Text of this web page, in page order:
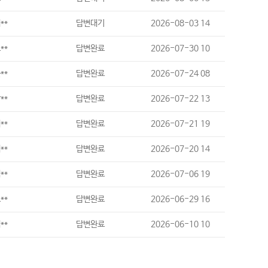
** 답변대기 2026-08-03 14
** 답변완료 2026-07-30 10
** 답변완료 2026-07-24 08
** 답변완료 2026-07-22 13
** 답변완료 2026-07-21 19
** 답변완료 2026-07-20 14
** 답변완료 2026-07-06 19
** 답변완료 2026-06-29 16
** 답변완료 2026-06-10 10